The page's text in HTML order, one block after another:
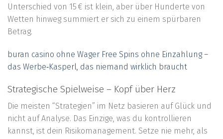
Unterschied von 15 € ist klein, aber über Hunderte von
Wetten hinweg summiert er sich zu einem spürbaren
Betrag.
buran casino ohne Wager Free Spins ohne Einzahlung –
das Werbe‑Kasperl, das niemand wirklich braucht
Strategische Spielweise – Kopf über Herz
Die meisten “Strategien” im Netz basieren auf Glück und
nicht auf Analyse. Das Einzige, was du kontrollieren
kannst, ist dein Risikomanagement. Setze nie mehr, als